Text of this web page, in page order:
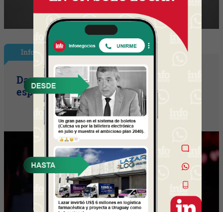
InfoShow
David Bisbal vuelve a UY (el ícono
español llega con su tour Eternos)